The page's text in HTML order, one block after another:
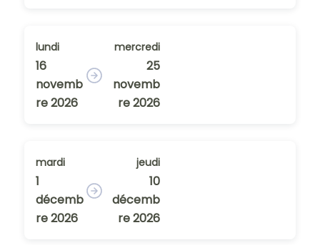
lundi
16
novemb
re 2026
mercredi
25
novemb
re 2026
mardi
1
décemb
re 2026
jeudi
10
décemb
re 2026